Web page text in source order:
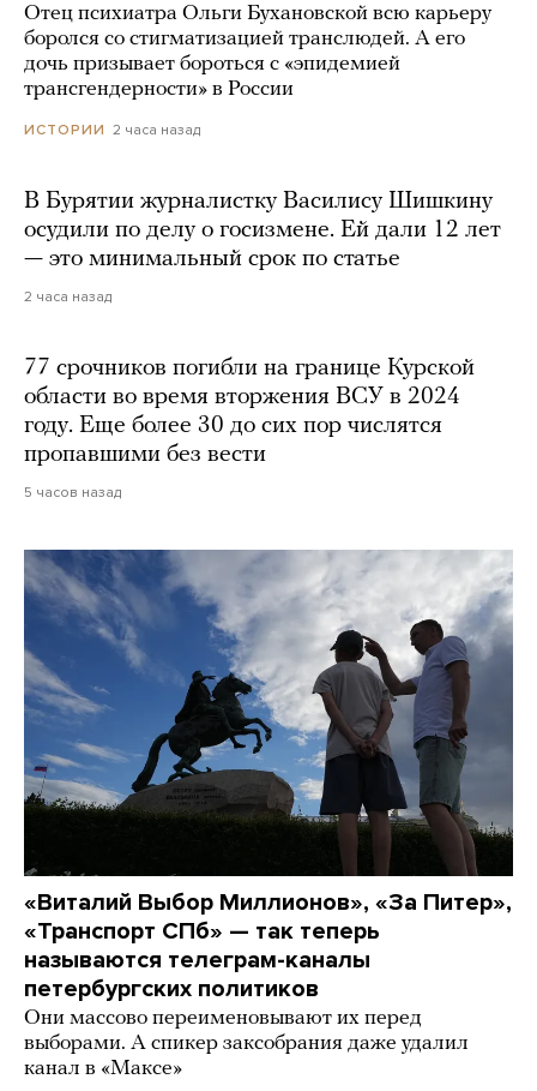
Отец психиатра Ольги Бухановской всю карьеру
боролся со стигматизацией транслюдей. А его
дочь призывает бороться с «эпидемией
трансгендерности» в России
ИСТОРИИ 2 часа назад
В Бурятии журналистку Василису Шишкину
осудили по делу о госизмене. Ей дали 12 лет
— это минимальный срок по статье
2 часа назад
77 срочников погибли на границе Курской
области во время вторжения ВСУ в 2024
году. Еще более 30 до сих пор числятся
пропавшими без вести
5 часов назад
«Виталий Выбор Миллионов», «За Питер»,
«Транспорт СПб» — так теперь
называются телеграм-каналы
петербургских политиков
Они массово переименовывают их перед
выборами. А спикер заксобрания даже удалил
канал в «Максе»